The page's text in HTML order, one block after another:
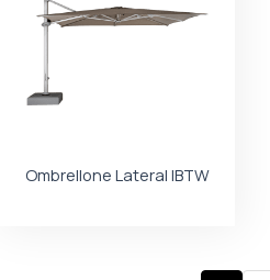
Ombrellone Lateral IBTW